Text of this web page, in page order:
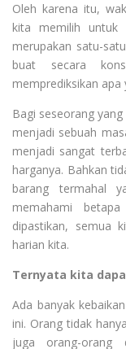
Oleh karena itu,
kita memilih untuk
merupakan satu-
buat secara
memprediksikan apa
Bagi seseorang
menjadi sebuah
menjadi sangat
harganya. Bahkan
barang termahal
memahami
dipastikan, semua
harian kita.
Ternyata kita
Ada banyak
ini. Orang tidak
juga orang-orang